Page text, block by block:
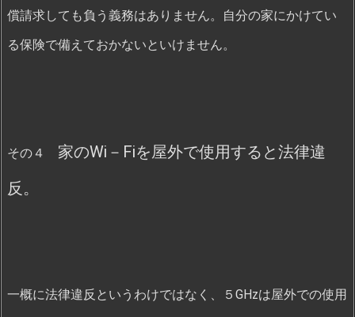
償請求しても負う義務はありません。自分の家にかけてい
る保険で備えておかないといけません。
その４ 家のWi－Fiを屋外で使用すると法律違
反。
一概に法律違反というわけではなく、５GHzは屋外での使用